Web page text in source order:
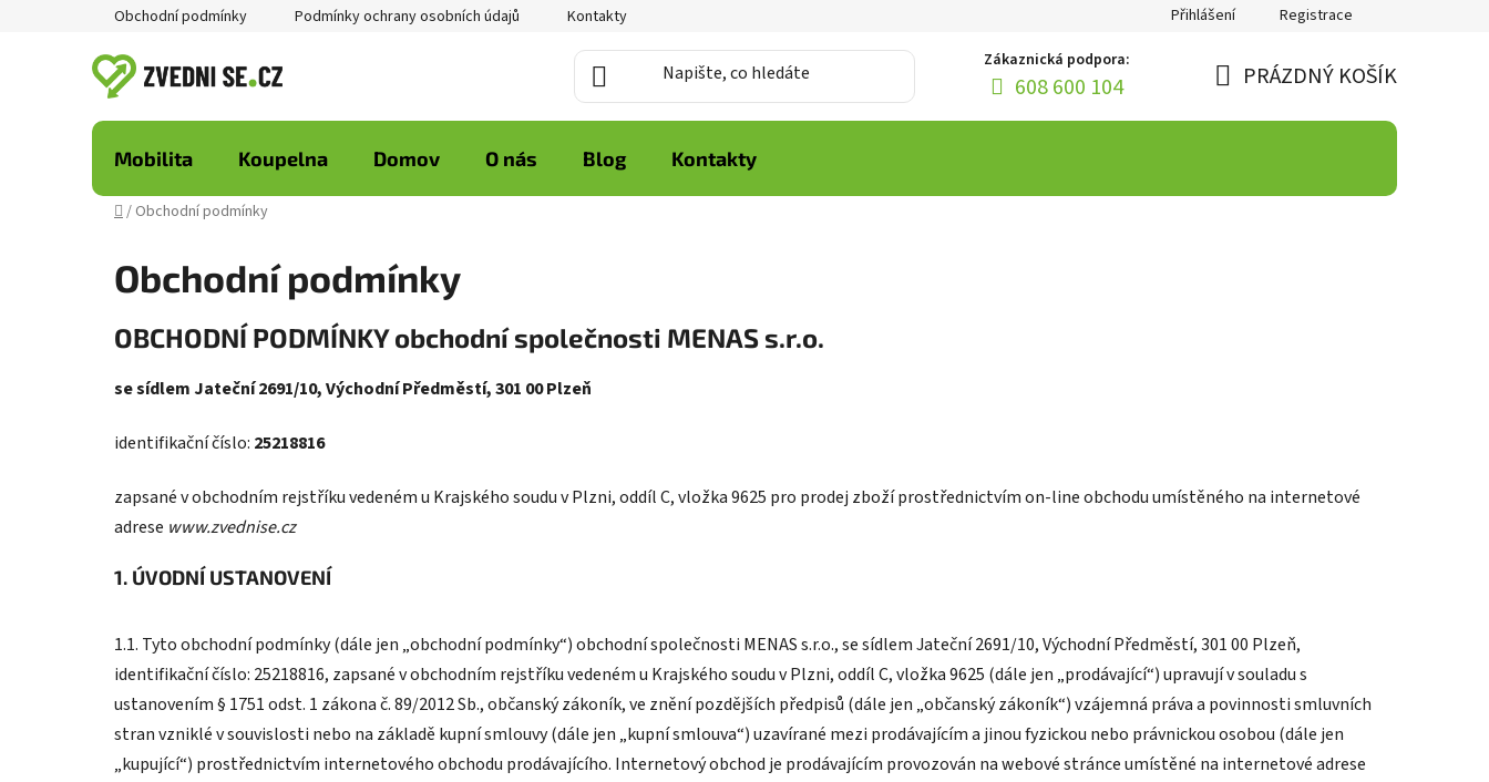
Obchodní podmínky Podmínky ochrany osobních údajů Kontakty Přihlášení
Registrace
Zákaznická podpora:
608 600 104 PRÁZDNÝ KOŠÍK
Mobilita Koupelna Domov O nás Blog Kontakty
Domů
/ Obchodní podmínky
Obchodní podmínky
OBCHODNÍ PODMÍNKY obchodní společnosti MENAS s.r.o.
se sídlem Jateční 2691/10, Východní Předměstí, 301 00 Plzeň
identifikační číslo: 25218816
zapsané v obchodním rejstříku vedeném u Krajského soudu v Plzni, oddíl C, vložka 9625 pro prodej zboží prostřednictvím on-line obchodu umístěného na internetové
adrese www.zvednise.cz
1. ÚVODNÍ USTANOVENÍ
1.1. Tyto obchodní podmínky (dále jen „obchodní podmínky“) obchodní společnosti MENAS s.r.o., se sídlem Jateční 2691/10, Východní Předměstí, 301 00 Plzeň,
identifikační číslo: 25218816, zapsané v obchodním rejstříku vedeném u Krajského soudu v Plzni, oddíl C, vložka 9625 (dále jen „prodávající“) upravují v souladu s
ustanovením § 1751 odst. 1 zákona č. 89/2012 Sb., občanský zákoník, ve znění pozdějších předpisů (dále jen „občanský zákoník“) vzájemná práva a povinnosti smluvních
stran vzniklé v souvislosti nebo na základě kupní smlouvy (dále jen „kupní smlouva“) uzavírané mezi prodávajícím a jinou fyzickou nebo právnickou osobou (dále jen
„kupující“) prostřednictvím internetového obchodu prodávajícího. Internetový obchod je prodávajícím provozován na webové stránce umístěné na internetové adrese